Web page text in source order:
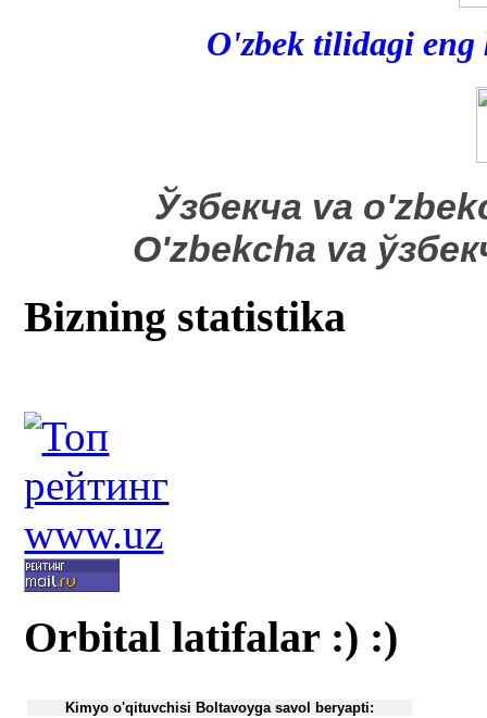
O'zbek tilidagi
​Ўзбекча va
O'zbekcha va
Bizning statistika
Orbital latifalar :) :)
Kimyo o'qituvchisi Boltavoyga savol beryapti: